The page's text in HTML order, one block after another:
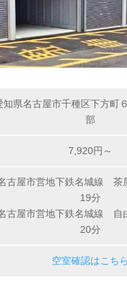
知県名古屋市千種区下方町
部
7,920円～
古屋市営地下鉄名城線 茶
19分
古屋市営地下鉄名城線 自
20分
空室確認はこちら